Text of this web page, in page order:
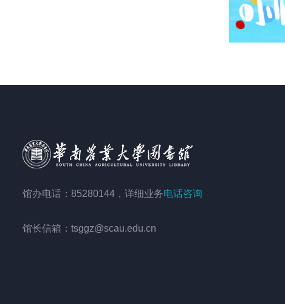
馆办电话：85280144，详细业务电话咨询
馆长信箱：tsggz@scau.edu.cn